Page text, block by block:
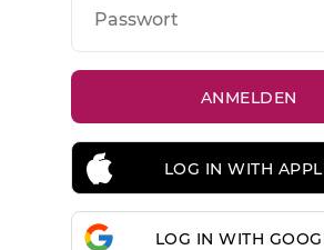
LOG IN WITH
LOG IN WITH